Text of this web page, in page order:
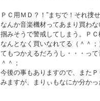
ＰＣ用ＭＤ？！”まぢで！それ捜
なんか音楽機材ってあまり買わ
掴みそうで警戒してしまう。Ｐ
なんとなく買いなれてる（＾＾
てもつかえるだろうし・・・っ
＾＾；
今後の事もありますので、また
みますが、まりぃもなにか分かっ